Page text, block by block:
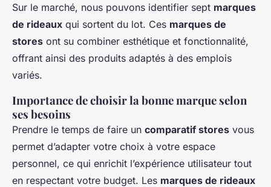
Sur le marché, nous pouvons identifier sept marques
de rideaux qui sortent du lot. Ces marques de
stores ont su combiner esthétique et fonctionnalité,
offrant ainsi des produits adaptés à des emplois
variés.
Importance de choisir la bonne marque selon
ses besoins
Prendre le temps de faire un comparatif stores vous
permet d’adapter votre choix à votre espace
personnel, ce qui enrichit l’expérience utilisateur tout
en respectant votre budget. Les marques de rideaux